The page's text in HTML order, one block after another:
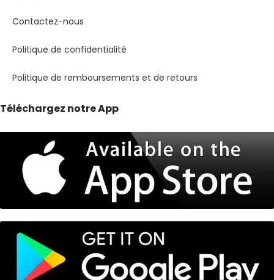
Contactez-nous
Politique de confidentialité
Politique de remboursements et de retours
Téléchargez notre App